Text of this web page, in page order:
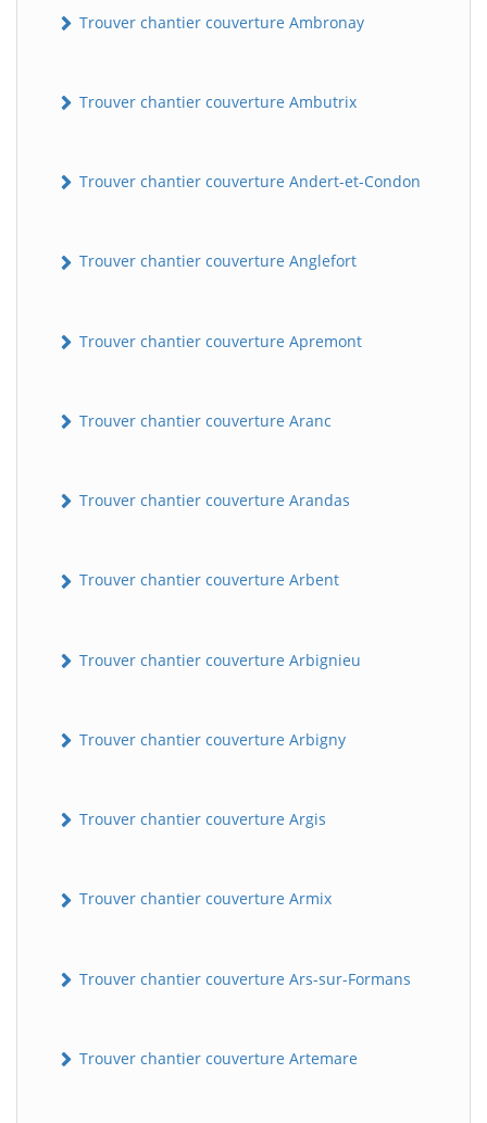
Trouver chantier couverture Ambronay
Trouver chantier couverture Ambutrix
Trouver chantier couverture Andert-et-Condon
Trouver chantier couverture Anglefort
Trouver chantier couverture Apremont
Trouver chantier couverture Aranc
Trouver chantier couverture Arandas
Trouver chantier couverture Arbent
Trouver chantier couverture Arbignieu
Trouver chantier couverture Arbigny
Trouver chantier couverture Argis
Trouver chantier couverture Armix
Trouver chantier couverture Ars-sur-Formans
Trouver chantier couverture Artemare